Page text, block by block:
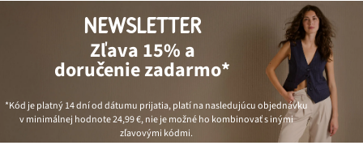
NEWSLETTER
Zľava 15% a
doručenie zadarmo*
*Kód je platný 14 dní od dátumu prijatia, platí na nasledujúcu objednávku
v minimálnej hodnote24,99 €, nie je možné ho kombinovať s inými
zľavovými kódmi.